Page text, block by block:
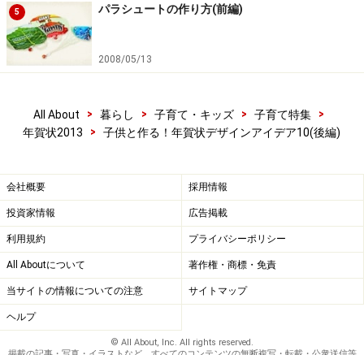
5 パラシュートの作り方(前編)
2008/05/13
All About > 暮らし > 子育て・キッズ > 子育て特集
>
年賀状2013
> 子供と作る！年賀状デザインアイデア10(後編)
会社概要 採用情報
投資家情報 広告掲載
利用規約 プライバシーポリシー
All Aboutについて 著作権・商標・免責
当サイトの情報についての注意 サイトマップ
ヘルプ
© All About, Inc. All rights reserved.